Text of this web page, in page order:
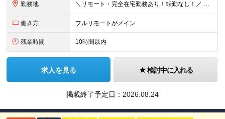
勤務地 ＼リモート・完全在宅勤務あり！転勤なし！／ 【47都道府県の好きな地域で働けます☆】 ★リモート・フルリモートも選択可能です！ └将来的には「お気に入りのカフェでテレワーク」 「日本全国、旅をしなが
働き方 フルリモートがメイン
残業時間 10時間以内
求人を見る 検討中に入れる
掲載終了予定日： 2026.08.24